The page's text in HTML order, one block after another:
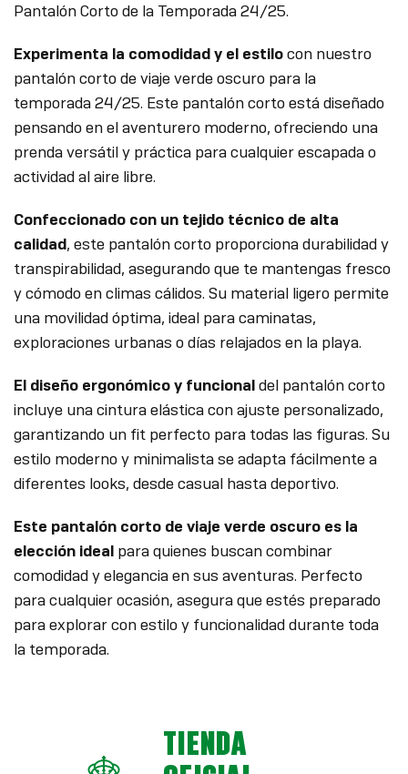
Pantalón Corto de la Temporada 24/25.
Experimenta la comodidad y el estilocon nuestro
pantalón corto de viaje verde oscuro para la
temporada 24/25. Este pantalón corto está diseñado
pensando en el aventurero moderno, ofreciendo una
prenda versátil y práctica para cualquier escapada o
actividad al aire libre.
Confeccionado con un tejido técnico de alta
calidad, este pantalón corto proporciona durabilidad y
transpirabilidad, asegurando que te mantengas fresco
y cómodo en climas cálidos. Su material ligero permite
una movilidad óptima, ideal para caminatas,
exploraciones urbanas o días relajados en la playa.
El diseño ergonómico y funcionaldel pantalón corto
incluye una cintura elástica con ajuste personalizado,
garantizando un fit perfecto para todas las figuras. Su
estilo moderno y minimalista se adapta fácilmente a
diferentes looks, desde casual hasta deportivo.
Este pantalón corto de viaje verde oscuro es la
elección ideal para quienes buscan combinar
comodidad y elegancia en sus aventuras. Perfecto
para cualquier ocasión, asegura que estés preparado
para explorar con estilo y funcionalidad durante toda
la temporada.
TIENDA